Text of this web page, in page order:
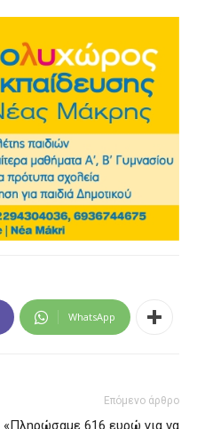
WhatsApp
Επόμενο άρθρο
«Πληρώσαμε 616 ευρώ για να